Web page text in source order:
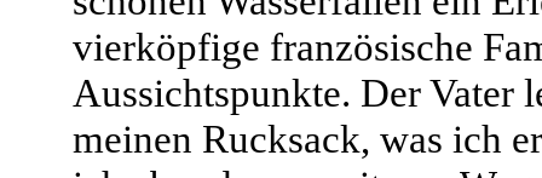
vierköpfige französische
Aussichtspunkte. Der Vater
meinen Rucksack, was ich